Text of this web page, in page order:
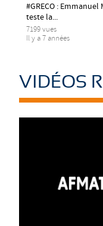
#GRECO : Emmanuel
teste la...
7199 vues
Il y a 7 années
VIDÉOS